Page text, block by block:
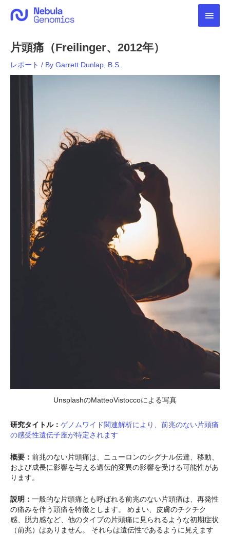
メ
片頭痛（Freilinger、2012年）
レポート / By Garrett Dunlap, B.S.
UnsplashのMatteoVistoccoによる写真
研究タイトル： ゲノムワイド関連解析により、前兆のない片頭痛
の感受性遺伝子座が特定されます
概要： 前兆のない片頭痛は、ニューロンのシグナル伝達、移動、
および成長に影響を与える遺伝的変異の影響を受ける可能性があ
ります。
説明： 一般的な片頭痛とも呼ばれる前兆のない片頭痛は、再発性
の痛みを伴う頭痛を特徴とします。 めまい、皮膚のチクチク
感、脱力感など、他のタイプの片頭痛に見られるような初期症状
（前兆）はありません。 それらは遺伝性であるように見えます